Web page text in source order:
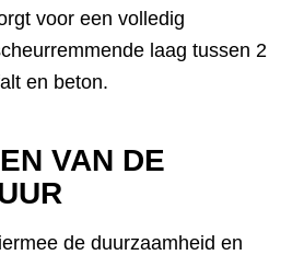
voor een volledig
laag tussen 2
en beton.
VAN DE
de duurzaamheid en